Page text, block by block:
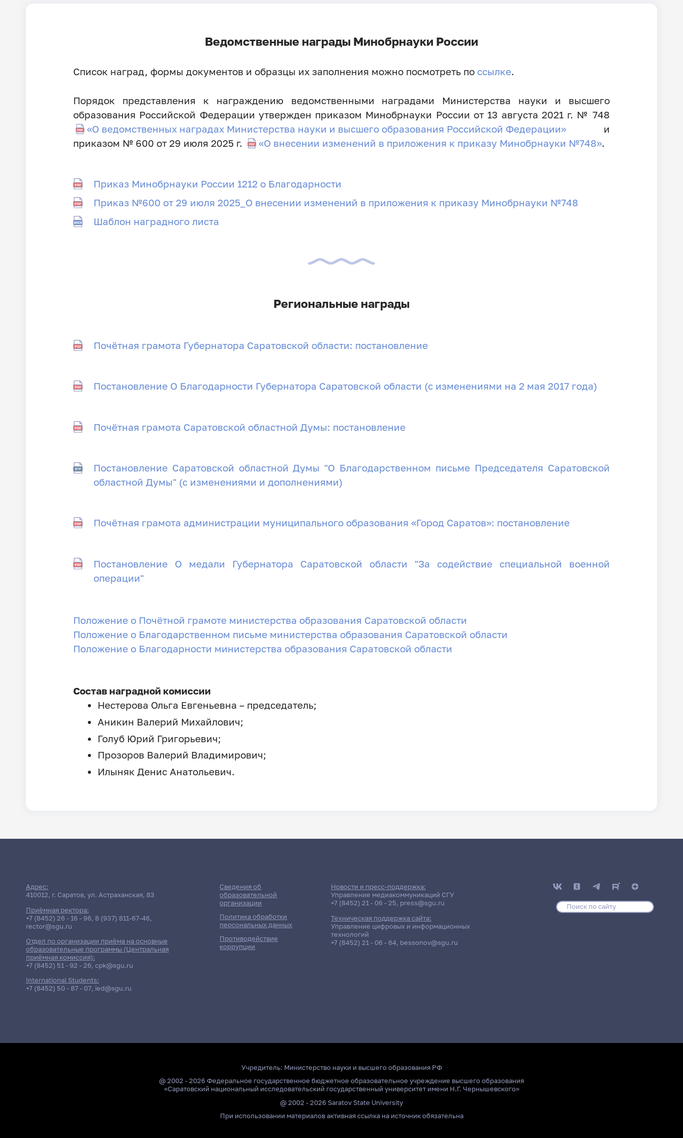
Ведомственные награды Минобрнауки России
Список наград, формы документов и образцы их заполнения можно посмотреть по ссылке.
Порядок представления к награждению ведомственными наградами Министерства науки и высшего
образования Российской Федерации утвержден приказом Минобрнауки России от 13 августа 2021 г. № 748
«О ведомственных наградах Министерства науки и высшего образования Российской Федерации»и
приказом № 600 от 29 июля 2025 г.
«О внесении изменений в приложения к приказу Минобрнауки №748».
Приказ Минобрнауки России 1212 о Благодарности
Приказ №600 от 29 июля 2025_О внесении изменений в приложения к приказу Минобрнауки №748
Шаблон наградного листа
Региональные награды
Почётная грамота Губернатора Саратовской области: постановление
Постановление О Благодарности Губернатора Саратовской области (с изменениями на 2 мая 2017 года)
Почётная грамота Саратовской областной Думы: постановление
Постановление Саратовской областной Думы "О Благодарственном письме Председателя Саратовской
областной Думы" (с изменениями и дополнениями)
Почётная грамота администрации муниципального образования «Город Саратов»: постановление
Постановление О медали Губернатора Саратовской области "За содействие специальной военной
операции"
Положение о Почётной грамоте министерства образования Саратовской области
Положение о Благодарственном письме министерства образования Саратовской области
Положение о Благодарности министерства образования Саратовской области
Состав наградной комиссии
Нестерова Ольга Евгеньевна – председатель;
Аникин Валерий Михайлович;
Голуб Юрий Григорьевич;
Прозоров Валерий Владимирович;
Илыняк Денис Анатольевич.
Адрес:
410012, г. Саратов, ул. Астраханская, 83
Приёмная ректора:
+7 (8452) 26 - 16 - 96, 8 (937) 811-67-46,
rector@sgu.ru
Отдел по организации приёма на основные
образовательные программы (Центральная
приёмная комиссия):
+7 (8452) 51 - 92 - 26, cpk@sgu.ru
International Students:
+7 (8452) 50 - 87 - 07, ied@sgu.ru
Сведения об
образовательной
организации
Политика обработки
персональных данных
Противодействие
коррупции
Новости и пресс-поддержка:
Управление медиакоммуникаций СГУ
+7 (8452) 21 - 06 - 25, press@sgu.ru
Техническая поддержка сайта:
Управление цифровых и информационных
технологий
+7 (8452) 21 - 06 - 64, bessonov@sgu.ru
Учредитель: Министерство науки и высшего образования РФ
@ 2002 - 2026 Федеральное государственное бюджетное образовательное учреждение высшего образования
«Саратовский национальный исследовательский государственный университет имени Н.Г. Чернышевского»
@ 2002 - 2026 Saratov State University
При использовании материалов активная ссылка на источник обязательна